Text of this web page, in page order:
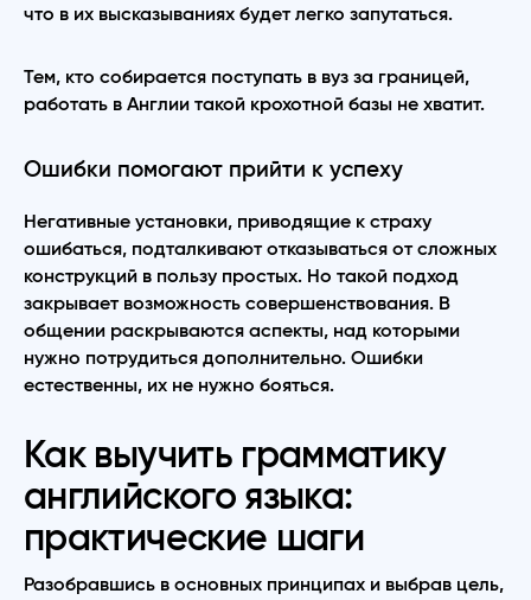
что в их высказываниях будет легко запутаться.
Тем, кто собирается поступать в вуз за границей,
работать в Англии такой крохотной базы не хватит.
Ошибки помогают прийти к успеху
Негативные установки, приводящие к страху
ошибаться, подталкивают отказываться от сложных
конструкций в пользу простых. Но такой подход
закрывает возможность совершенствования. В
общении раскрываются аспекты, над которыми
нужно потрудиться дополнительно. Ошибки
естественны, их не нужно бояться.
Как выучить грамматику
английского языка:
практические шаги
Разобравшись в основных принципах и выбрав цель,